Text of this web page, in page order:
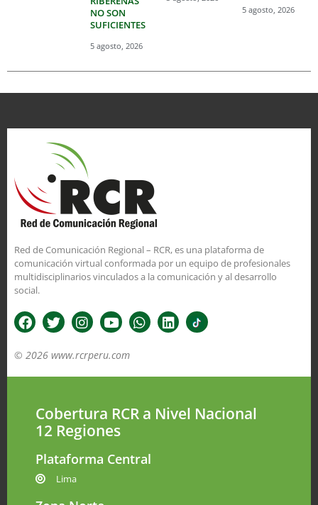
NO SON
SUFICIENTES
5 agosto, 2026
5 agosto, 2026
Red de Comunicación Regional – RCR, es una plataforma de
comunicación virtual conformada por un equipo de profesionales
multidisciplinarios vinculados a la comunicación y al desarrollo
social.
© 2026 www.rcrperu.com
Cobertura RCR a Nivel Nacional
12 Regiones
Plataforma Central
Lima